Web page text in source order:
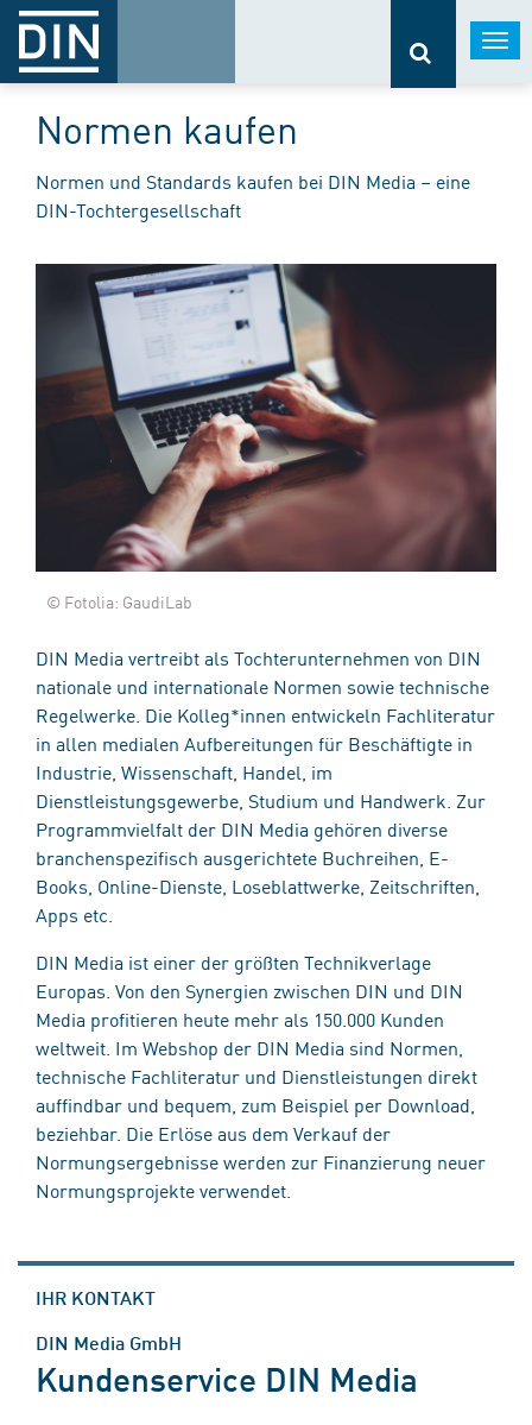
Normen kaufen
Normen und Standards kaufen bei DIN Media – eine
DIN-Tochtergesellschaft
© Fotolia: GaudiLab
DIN Media vertreibt als Tochterunternehmen von DIN
nationale und internationale Normen sowie technische
Regelwerke. Die Kolleg*innen entwickeln Fachliteratur
in allen medialen Aufbereitungen für Beschäftigte in
Industrie, Wissenschaft, Handel, im
Dienstleistungsgewerbe, Studium und Handwerk. Zur
Programmvielfalt der DIN Media gehören diverse
branchenspezifisch ausgerichtete Buchreihen, E-
Books, Online-Dienste, Loseblattwerke, Zeitschriften,
Apps etc.
DIN Media ist einer der größten Technikverlage
Europas. Von den Synergien zwischen DIN und DIN
Media profitieren heute mehr als 150.000 Kunden
weltweit. Im Webshop der DIN Media sind Normen,
technische Fachliteratur und Dienstleistungen direkt
auffindbar und bequem, zum Beispiel per Download,
beziehbar. Die Erlöse aus dem Verkauf der
Normungsergebnisse werden zur Finanzierung neuer
Normungsprojekte verwendet.
IHR KONTAKT
DIN Media GmbH
Kundenservice DIN Media